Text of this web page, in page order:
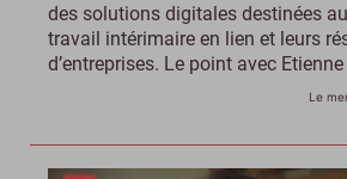
des solutions digitales destinées
travail intérimaire en lien et leurs
d’entreprises. Le point avec
Le